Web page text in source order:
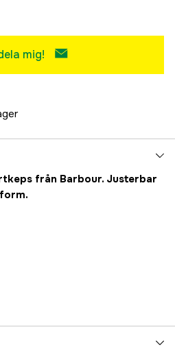
mig!
från Barbour. Justerbar